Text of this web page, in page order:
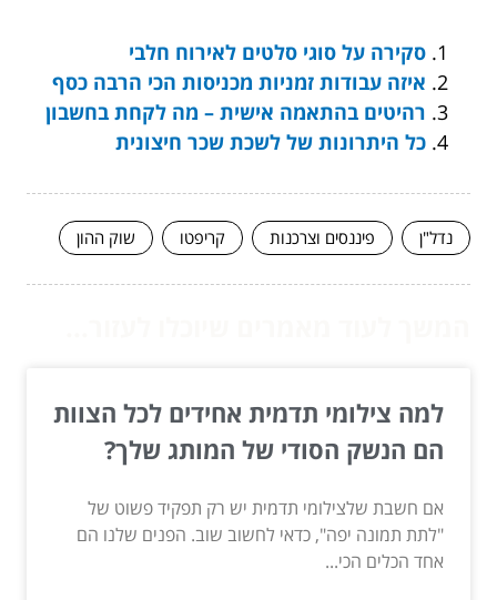
סקירה על סוגי סלטים לאירוח חלבי
איזה עבודות זמניות מכניסות הכי הרבה כסף
רהיטים בהתאמה אישית – מה לקחת בחשבון
כל היתרונות של לשכת שכר חיצונית
נדל"ן פיננסים וצרכנות קריפטו שוק ההון
למה צילומי תדמית אחידים לכל הצוות
הם הנשק הסודי של המותג שלך?
אם חשבת שלצילומי תדמית יש רק תפקיד פשוט של
"לתת תמונה יפה", כדאי לחשוב שוב. הפנים שלנו הם
אחד הכלים הכי...